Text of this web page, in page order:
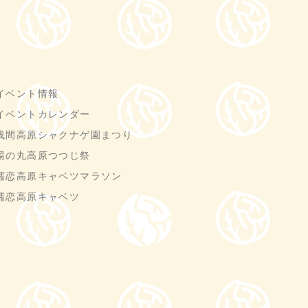
ベント情報
ベントカレンダー
間高原シャクナゲ園まつり
の丸高原つつじ祭
恋高原キャベツマラソン
恋高原キャベツ